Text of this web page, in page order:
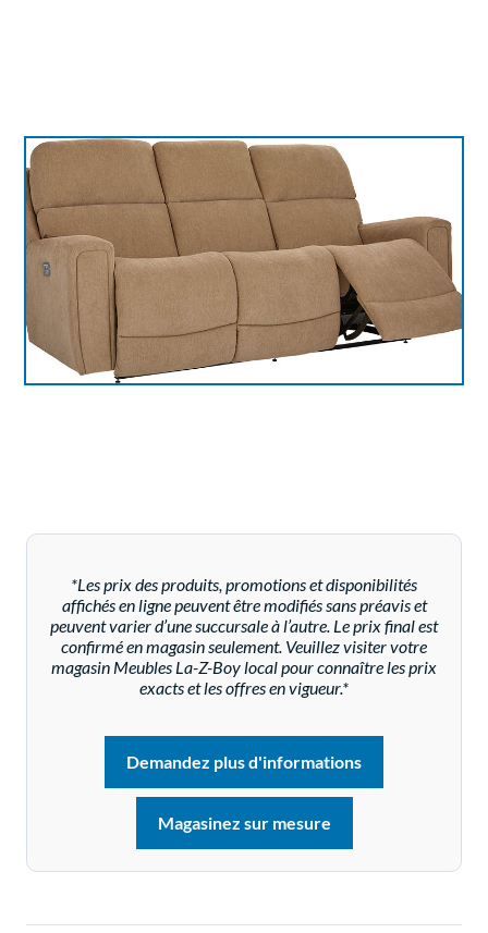
*Les prix des produits, promotions et disponibilités
affichés en ligne peuvent être modifiés sans préavis et
peuvent varier d’une succursale à l’autre. Le prix final est
confirmé en magasin seulement. Veuillez visiter votre
magasin Meubles La-Z-Boy local pour connaître les prix
exacts et les offres en vigueur.*
Demandez plus d'informations
Magasinez sur mesure